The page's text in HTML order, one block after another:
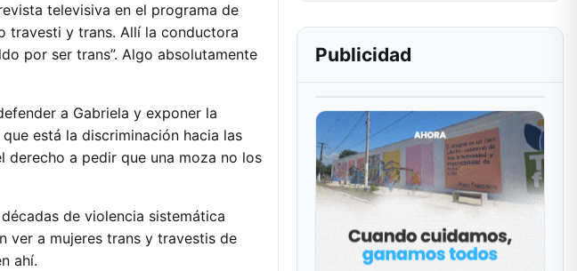
televisiva en el programa de
travesti y trans. Allí la conductora
por ser trans”. Algo absolutamente
a Gabriela y exponer la
está la discriminación hacia las
derecho a pedir que una moza no los
de violencia sistemática
ver a mujeres trans y travestis de
ahí.
Publicidad